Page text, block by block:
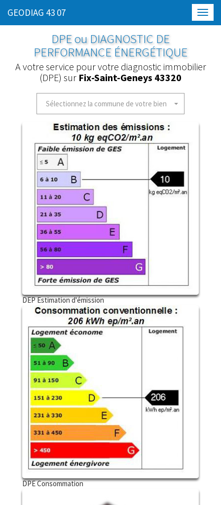
GEODIAG 43 07
DPE ou DIAGNOSTIC DE
PERFORMANCE ÉNERGÉTIQUE
A votre service pour votre diagnostic immobilier
(DPE) sur Fix-Saint-Geneys 43320
Sélectionnez la commune de votre bien
DEP Estimation d'émission
DPE Consommation